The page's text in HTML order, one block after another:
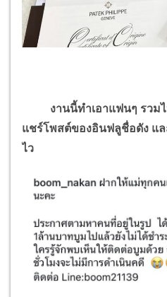
งานนี้ทำเอาแฟนๆ รวมไ
แชร์โพสต์ของอินฟลูชื่อดัง แ
ไว